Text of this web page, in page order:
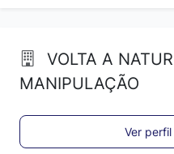
VOLTA A
MANIPULAÇÃO
Ver